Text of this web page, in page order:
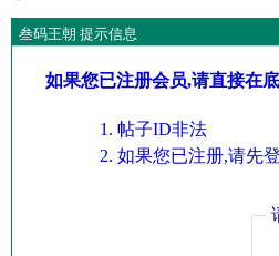
叁码王朝 提示信息
如果您已注册会员,请直接在
帖子ID非法
如果您已注册,请先